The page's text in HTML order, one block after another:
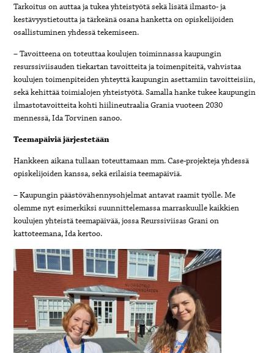
Tarkoitus on auttaa ja tukea yhteistyötä sekä lisätä ilmasto- ja
kestävyystietoutta ja tärkeänä osana hanketta on opiskelijoiden
osallistuminen yhdessä tekemiseen.
– Tavoitteena on toteuttaa koulujen toiminnassa kaupungin
resurssiviisauden tiekartan tavoitteita ja toimenpiteitä, vahvistaa
koulujen toimenpiteiden yhteyttä kaupungin asettamiin tavoitteisiin,
sekä kehittää toimialojen yhteistyötä. Samalla hanke tukee kaupungin
ilmastotavoitteita kohti hiilineutraalia Grania vuoteen 2030
mennessä, Ida Torvinen sanoo.
Teemapäiviä järjestetään
Hankkeen aikana tullaan toteuttamaan mm. Case-projekteja yhdessä
opiskelijoiden kanssa, sekä erilaisia teemapäiviä.
– Kaupungin päästövähennysohjelmat antavat raamit työlle. Me
olemme nyt esimerkiksi suunnittelemassa marraskuulle kaikkien
koulujen yhteistä teemapäivää, jossa Reurssiviisas Grani on
kattoteemana, Ida kertoo.